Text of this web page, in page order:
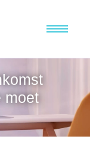
moet